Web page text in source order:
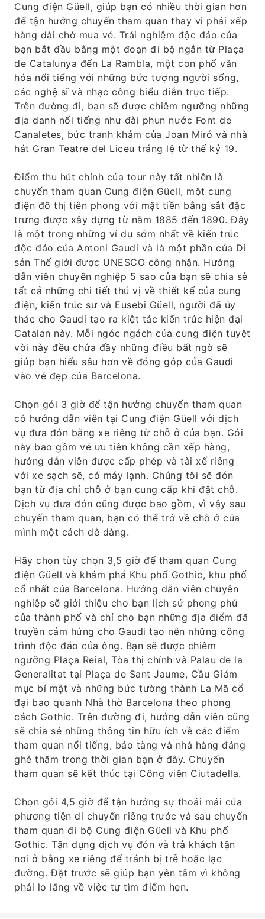
Cung điện Güell, giúp bạn có nhiều thời gian hơn
để tận hưởng chuyến tham quan thay vì phải xếp
hàng dài chờ mua vé. Trải nghiệm độc đáo của
bạn bắt đầu bằng một đoạn đi bộ ngắn từ Plaça
de Catalunya đến La Rambla, một con phố văn
hóa nổi tiếng với những bức tượng người sống,
các nghệ sĩ và nhạc công biểu diễn trực tiếp.
Trên đường đi, bạn sẽ được chiêm ngưỡng những
địa danh nổi tiếng như đài phun nước Font de
Canaletes, bức tranh khảm của Joan Miró và nhà
hát Gran Teatre del Liceu tráng lệ từ thế kỷ 19.
Điểm thu hút chính của tour này tất nhiên là
chuyến tham quan Cung điện Güell, một cung
điện đô thị tiên phong với mặt tiền bằng sắt đặc
trưng được xây dựng từ năm 1885 đến 1890. Đây
là một trong những ví dụ sớm nhất về kiến ​​trúc
độc đáo của Antoni Gaudi và là một phần của Di
sản Thế giới được UNESCO công nhận. Hướng
dẫn viên chuyên nghiệp 5 sao của bạn sẽ chia sẻ
tất cả những chi tiết thú vị về thiết kế của cung
điện, kiến ​​trúc sư và Eusebi Güell, người đã ủy
thác cho Gaudi tạo ra kiệt tác kiến ​​trúc hiện đại
Catalan này. Mỗi ngóc ngách của cung điện tuyệt
vời này đều chứa đầy những điều bất ngờ sẽ
giúp bạn hiểu sâu hơn về đóng góp của Gaudi
vào vẻ đẹp của Barcelona.
Chọn gói 3 giờ để tận hưởng chuyến tham quan
có hướng dẫn viên tại Cung điện Güell với dịch
vụ đưa đón bằng xe riêng từ chỗ ở của bạn. Gói
này bao gồm vé ưu tiên không cần xếp hàng,
hướng dẫn viên được cấp phép và tài xế riêng
với xe sạch sẽ, có máy lạnh. Chúng tôi sẽ đón
bạn từ địa chỉ chỗ ở bạn cung cấp khi đặt chỗ.
Dịch vụ đưa đón cũng được bao gồm, vì vậy sau
chuyến tham quan, bạn có thể trở về chỗ ở của
mình một cách dễ dàng.
Hãy chọn tùy chọn 3,5 giờ để tham quan Cung
điện Güell và khám phá Khu phố Gothic, khu phố
cổ nhất của Barcelona. Hướng dẫn viên chuyên
nghiệp sẽ giới thiệu cho bạn lịch sử phong phú
của thành phố và chỉ cho bạn những địa điểm đã
truyền cảm hứng cho Gaudi tạo nên những công
trình độc đáo của ông. Bạn sẽ được chiêm
ngưỡng Plaça Reial, Tòa thị chính và Palau de la
Generalitat tại Plaça de Sant Jaume, Cầu Giám
mục bí mật và những bức tường thành La Mã cổ
đại bao quanh Nhà thờ Barcelona theo phong
cách Gothic. Trên đường đi, hướng dẫn viên cũng
sẽ chia sẻ những thông tin hữu ích về các điểm
tham quan nổi tiếng, bảo tàng và nhà hàng đáng
ghé thăm trong thời gian bạn ở đây. Chuyến
tham quan sẽ kết thúc tại Công viên Ciutadella.
Chọn gói 4,5 giờ để tận hưởng sự thoải mái của
phương tiện di chuyển riêng trước và sau chuyến
tham quan đi bộ Cung điện Güell và Khu phố
Gothic. Tận dụng dịch vụ đón và trả khách tận
nơi ở bằng xe riêng để tránh bị trễ hoặc lạc
đường. Đặt trước sẽ giúp bạn yên tâm vì không
phải lo lắng về việc tự tìm điểm hẹn.